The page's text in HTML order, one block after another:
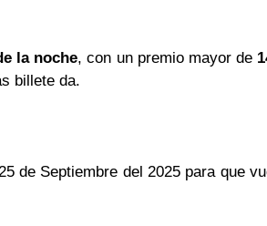
la noche, con un premio mayor de
billete da.
de Septiembre del 2025 para que